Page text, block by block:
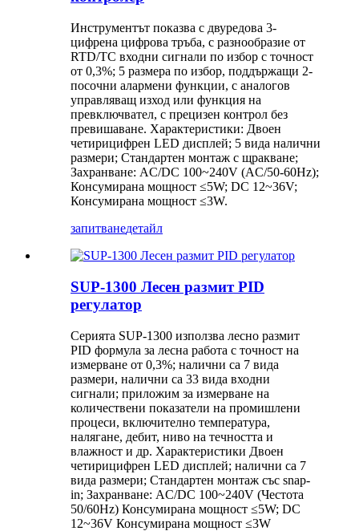
Инструментът показва с двуредова 3-
цифрена цифрова тръба, с разнообразие от
RTD/TC входни сигнали по избор с точност
от 0,3%; 5 размера по избор, поддържащи 2-
посочни алармени функции, с аналогов
управляващ изход или функция на
превключвател, с прецизен контрол без
превишаване. Характеристики: Двоен
четирицифрен LED дисплей; 5 вида налични
размери; Стандартен монтаж с щракване;
Захранване: AC/DC 100~240V (AC/50-60Hz);
Консумирана мощност ≤5W; DC 12~36V;
Консумирана мощност ≤3W.
запитванедетайл
SUP-1300 Лесен размит PID
регулатор
Серията SUP-1300 използва лесно размит
PID формула за лесна работа с точност на
измерване от 0,3%; налични са 7 вида
размери, налични са 33 вида входни
сигнали; приложим за измерване на
количествени показатели на промишлени
процеси, включително температура,
налягане, дебит, ниво на течността и
влажност и др. Характеристики Двоен
четирицифрен LED дисплей; налични са 7
вида размери; Стандартен монтаж със snap-
in; Захранване: AC/DC 100~240V (Честота
50/60Hz) Консумирана мощност ≤5W; DC
12~36V Консумирана мощност ≤3W